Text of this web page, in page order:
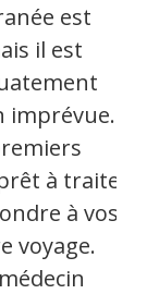
est
il est
imprévue.
à traiter
à vos
voyage.